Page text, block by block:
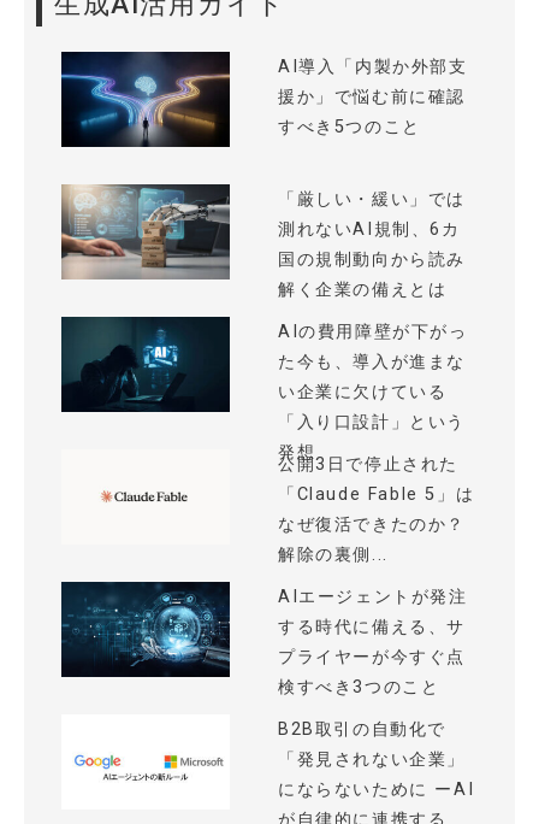
AI導入「内製か外部支
援か」で悩む前に確認
すべき5つのこと
「厳しい・緩い」では
測れないAI規制、6カ
国の規制動向から読み
解く企業の備えとは
AIの費用障壁が下がっ
た今も、導入が進まな
い企業に欠けている
「入り口設計」という
発想
公開3日で停止された
「Claude Fable 5」は
なぜ復活できたのか？
解除の裏側...
AIエージェントが発注
する時代に備える、サ
プライヤーが今すぐ点
検すべき3つのこと
B2B取引の自動化で
「発見されない企業」
にならないために ーAI
が自律的に連携する